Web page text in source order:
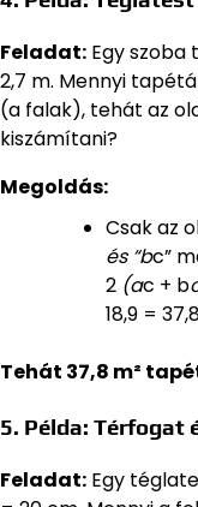
Feladat: Egy szoba
2,7 m. Mennyi
(a falak), tehát az
kiszámítani?
Megoldás:
Csak az
és “bc”
2 (ac + b
18,9 =
Tehát 37,8 m²
5. Példa: Térfogat
Feladat: Egy